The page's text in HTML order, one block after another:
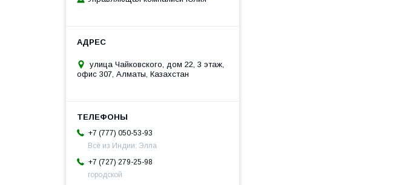
улица Чайковского, дом 22, 3 этаж,
офис 307, Алматы, Казахстан
+7 (777) 050-53-93
Всё из Индии: Элла
+7 (727) 279-25-98
городской